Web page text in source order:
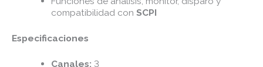
compatibilidad con SCPI
Especificaciones
Canales: 3